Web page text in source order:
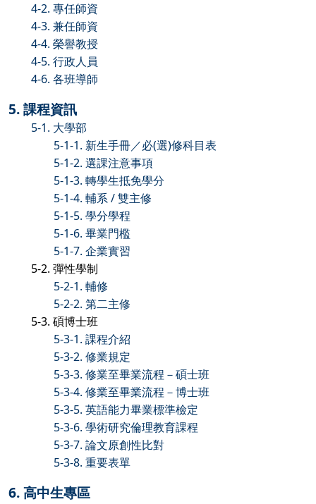
4-2. 專任師資
4-3. 兼任師資
4-4. 榮譽教授
4-5. 行政人員
4-6. 各班導師
5. 課程資訊
5-1. 大學部
5-1-1. 新生手冊／必(選)修科目表
5-1-2. 選課注意事項
5-1-3. 轉學生抵免學分
5-1-4. 輔系 / 雙主修
5-1-5. 學分學程
5-1-6. 畢業門檻
5-1-7. 企業實習
5-2. 彈性學制
5-2-1. 輔修
5-2-2. 第二主修
5-3. 碩博士班
5-3-1. 課程介紹
5-3-2. 修業規定
5-3-3. 修業至畢業流程－碩士班
5-3-4. 修業至畢業流程－博士班
5-3-5. 英語能力畢業標準檢定
5-3-6. 學術研究倫理教育課程
5-3-7. 論文原創性比對
5-3-8. 重要表單
6. 高中生專區